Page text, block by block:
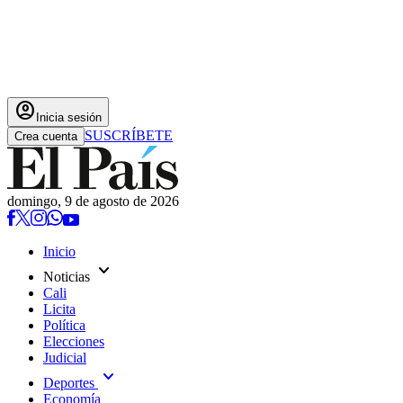
account_circle Inicia sesión
Crea cuenta SUSCRÍBETE
domingo, 9 de agosto de 2026
Inicio
Noticias expand_more
Cali
Licita
Política
Elecciones
Judicial
Deportes expand_more
Economía